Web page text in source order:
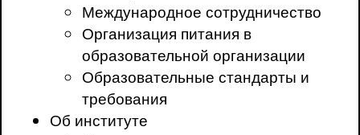
Международное сотрудничество
Организация питания в
образовательной организации
Образовательные стандарты и
требования
Об институте